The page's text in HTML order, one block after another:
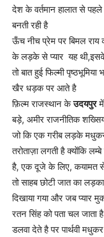
देश के वर्तमान हालात से
बनती रही है
ऊँच नीच प्रेम पर बिमल राय
के लड़के से प्यार यह
तो बात हुई फिल्मी पृष्ठभूमिया
खैर धड़क पर आते है
फ़िल्म राजस्थान केउदयपुरमें
बड़े, अमीर राजनीतिक
जो कि एक गरीब लड़के
तरोताज़ा लगती है क्योंकि
है, एक दूजे के लिए, कयामत से
तो साहब छोटी जात का
दिखाया गया और जब प्यार
रतन सिंह को पता चल
डलवा देते है पर पार्थवी